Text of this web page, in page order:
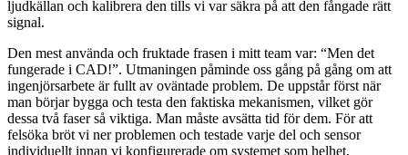
ljudkällan och kalibrera den tills vi var säkra på att den fångade rätt
signal.
Den mest använda och fruktade frasen i mitt team var: “Men det
fungerade i CAD!”. Utmaningen påminde oss gång på gång om att
ingenjörsarbete är fullt av oväntade problem. De uppstår först när
man börjar bygga och testa den faktiska mekanismen, vilket gör
dessa två faser så viktiga. Man måste avsätta tid för dem. För att
felsöka bröt vi ner problemen och testade varje del och sensor
individuellt innan vi konfigurerade om systemet som helhet.